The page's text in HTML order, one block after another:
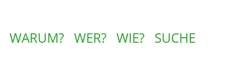
WARUM? WER? WIE? SUCHE